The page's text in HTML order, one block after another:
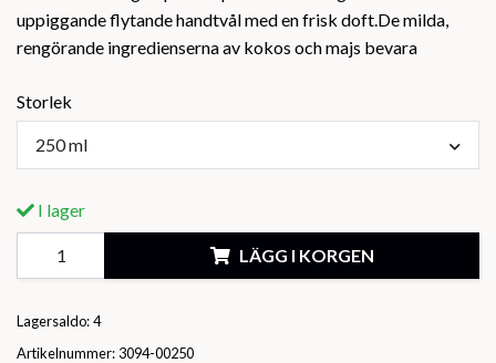
uppiggande flytande handtvål med en frisk doft.De milda,
rengörande ingredienserna av kokos och majs bevara
Storlek
250 ml
I lager
LÄGG I KORGEN
Lagersaldo:4
Artikelnummer: 3094-00250